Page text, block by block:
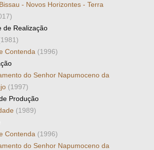
- Novos Horizontes - Terra
de Realização
Contenda (1996)
do Senhor Napumoceno da
(1997)
Produção
(1989)
Contenda (1996)
do Senhor Napumoceno da